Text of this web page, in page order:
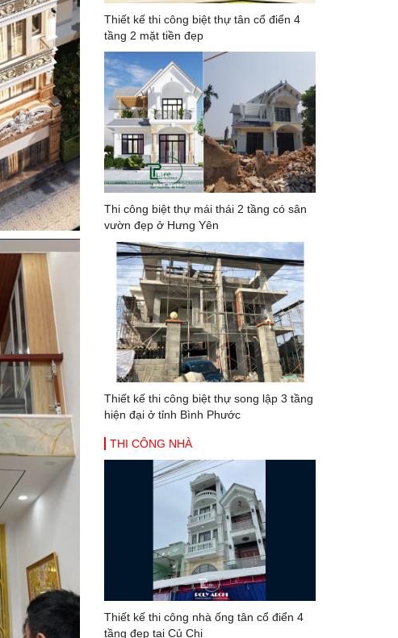
Thiết kế thi công biệt thự tân cổ điển 4
tầng 2 mặt tiền đẹp
Thi công biệt thự mái thái 2 tầng có sân
vườn đẹp ở Hưng Yên
Thiết kế thi công biệt thự song lập 3 tầng
hiện đại ở tỉnh Bình Phước
THI CÔNG NHÀ
Thiết kế thi công nhà ống tân cổ điển 4
tầng đẹp tại Củ Chi